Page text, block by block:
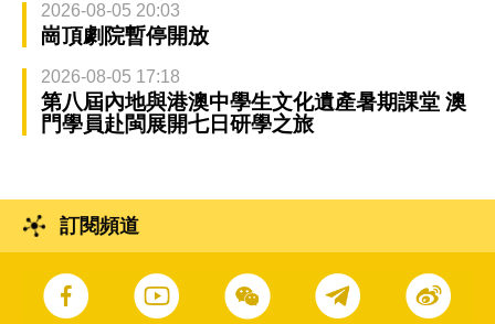
2026-08-05 20:03
崗頂劇院暫停開放
2026-08-05 17:18
第八屆內地與港澳中學生文化遺產暑期課堂 澳
門學員赴閩展開七日研學之旅
訂閱頻道